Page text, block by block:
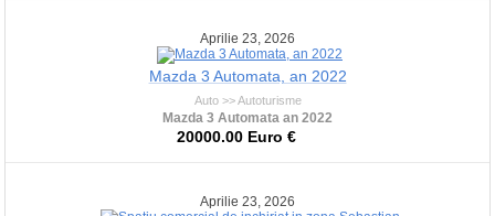
Aprilie 23, 2026
Mazda 3 Automata, an 2022
Auto >> Autoturisme
Mazda 3 Automata an 2022
20000.00 Euro €
Aprilie 23, 2026